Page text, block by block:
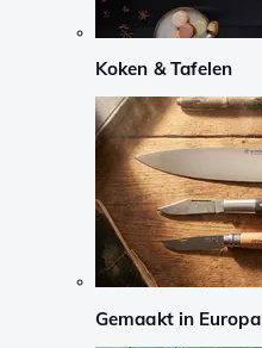
Koken & Tafelen
Gemaakt in Europa